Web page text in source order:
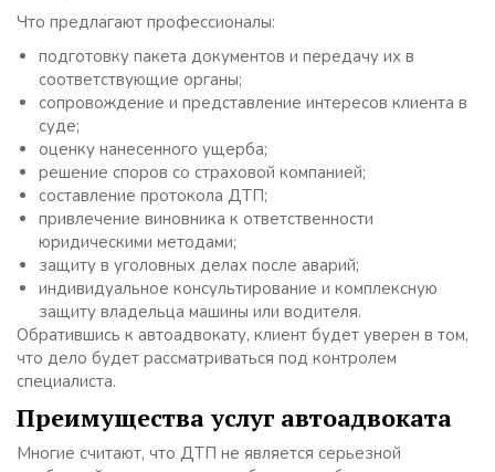
Что предлагают профессионалы:
подготовку пакета документов и передачу их в
соответствующие органы;
сопровождение и представление интересов клиента в
суде;
оценку нанесенного ущерба;
решение споров со страховой компанией;
составление протокола ДТП;
привлечение виновника к ответственности
юридическими методами;
защиту в уголовных делах после аварий;
индивидуальное консультирование и комплексную
защиту владельца машины или водителя.
Обратившись к автоадвокату, клиент будет уверен в том,
что дело будет рассматриваться под контролем
специалиста.
Преимущества услуг автоадвоката
Многие считают, что ДТП не является серьезной